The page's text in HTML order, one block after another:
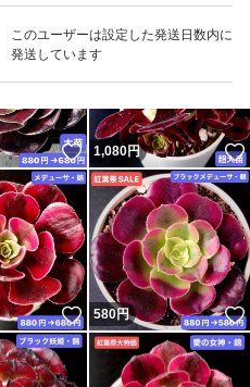
に受け取り評価をお願いし
ら早めに開封してくださ
は必ず連絡お願い致しま
時は通知を見落としている
このユーザーは設定した発送日数内に
発送しています
いいね！
1,080円
いいね！
580円